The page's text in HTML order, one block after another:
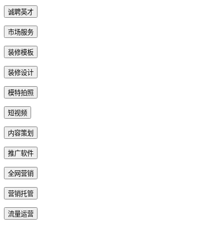
诚聘英才
市场服务
装修模板
装修设计
模特拍照
短视频
内容策划
推广软件
全网营销
营销托管
流量运营